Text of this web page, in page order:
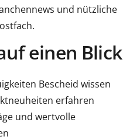
und nützliche
einen Blick
Bescheid wissen
erfahren
und wertvolle